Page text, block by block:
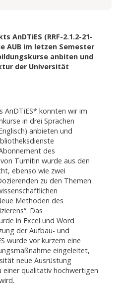
AnDTiES (RRF-2.1.2-21-
AUB im letzen Semester
anbiten und
der Universität
AnDTiES* konnten wir im
in drei Sprachen
anbieten und
des
Turnitin wurde aus den
ebenso wie zwei
zu den Themen
Methoden des
Das
in Excel und Word
der Aufbau- und
wurde vor kurzem eine
eingeleitet,
neue Ausrüstung
einer qualitativ hochwertigen